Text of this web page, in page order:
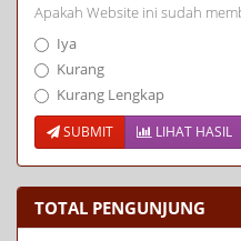
Apakah Website ini sudah
Iya
Kurang
Kurang Lengkap
SUBMIT LIHAT HASIL
TOTAL PENGUNJUNG